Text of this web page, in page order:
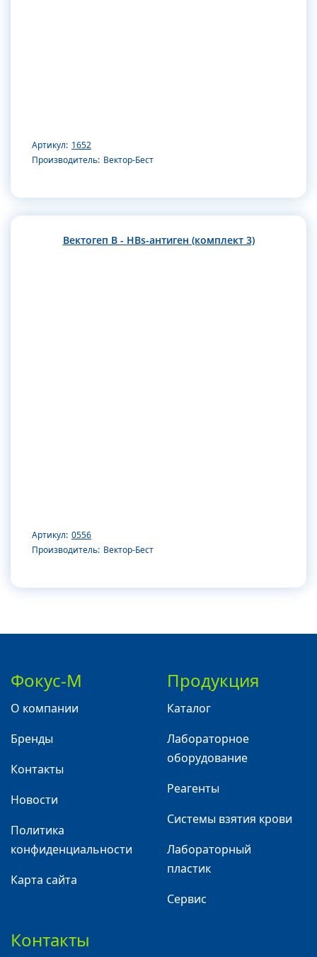
Артикул: 1652
Производитель: Вектор-Бест
Вектогеп В - HBs-антиген (комплект 3)
Артикул: 0556
Производитель: Вектор-Бест
Фокус-М
О компании
Бренды
Контакты
Новости
Политика
конфиденциальности
Карта сайта
Продукция
Каталог
Лабораторное
оборудование
Реагенты
Системы взятия крови
Лабораторный
пластик
Сервис
Контакты